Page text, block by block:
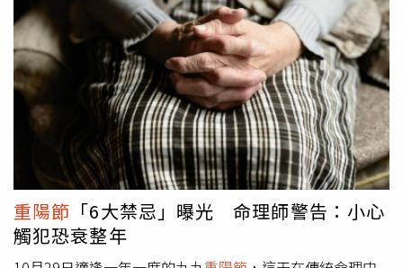
但因實施「老人慰助金自治條例」，長輩每月可依年齡領取
4000至7000元不等補助。
的日子，在
重陽節利用簡單的開運方法如下： 1.淨宅：農曆
9月9日當天11點至13點，中午取「午時水」來灑淨家中每
一角落，可達到淨宅的效果，要由內而外、由上而下灑淨。
2.驅除「瘟神」：2025年「瘟神」在東北方，「五黃星」又
稱「瘟神」，主宰疾厄、意外、血光、官訟，宜靜不可動，
動之必有凶禍，不可在此方位動工、裝修，輕則災病，重者
損人丁。若遇此方位必須動工、裝修，則要拜「地基主」，
以免太歲頭上動土，帶來不幸。若睡床在此方位，則可放置
葫蘆、六帝錢、羅盤制化，葫蘆必須要有瓶蓋及瓶口才有
效。可在當天11點至13點，中午取「午時水」，由東南方
「瘟神」向門口灑淨，達到驅除「瘟神」的效果，減輕疾
厄、意外、血光、官訟。3.旺財：大門斜方45度角位置為財
重陽節 「6大禁忌」曝光 命理師警告：小心
觸犯恐衰整年